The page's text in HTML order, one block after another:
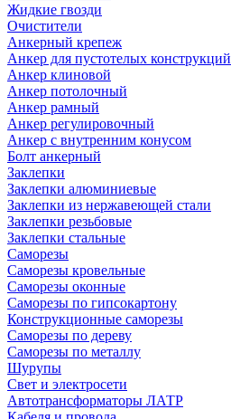
Жидкие гвозди
Очистители
Анкерный крепеж
Анкер для пустотелых конструкций
Анкер клиновой
Анкер потолочный
Анкер рамный
Анкер регулировочный
Анкер с внутренним конусом
Болт анкерный
Заклепки
Заклепки алюминиевые
Заклепки из нержавеющей стали
Заклепки резьбовые
Заклепки стальные
Саморезы
Саморезы кровельные
Саморезы оконные
Саморезы по гипсокартону
Конструкционные саморезы
Саморезы по дереву
Саморезы по металлу
Шурупы
Свет и электросети
Автотрансформаторы ЛАТР